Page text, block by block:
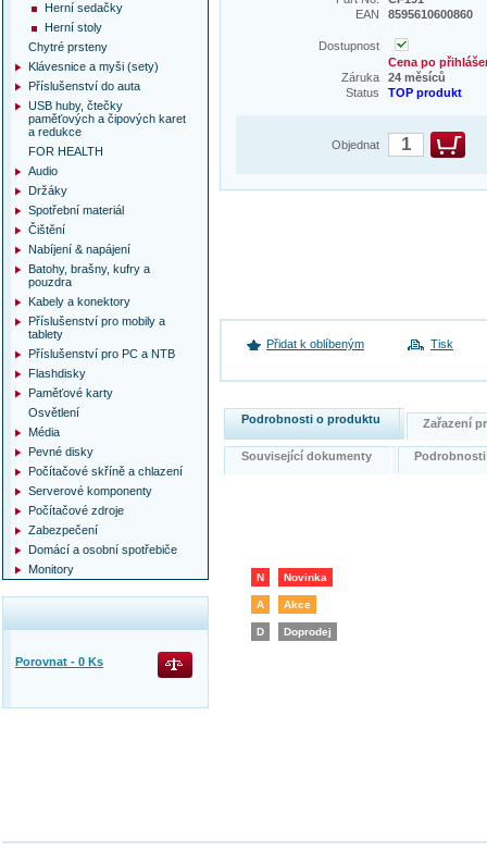
EAN
8595610600860
Dostupnost
Cena po
Záruka
24 měsíců
Status
TOP produkt
Objednat
Přidat k oblíbeným Tisk
Podrobnosti o produktu Zařazení
Související dokumenty
N Novinka
A Akce
D Doprodej
Herní sedačky
Herní stoly
Chytré prsteny
Klávesnice a myši (sety)
Příslušenství do auta
USB huby, čtečky
paměťových a čipových karet
a redukce
FOR HEALTH
Audio
Držáky
Spotřební materiál
Čištění
Nabíjení & napájení
Batohy, brašny, kufry a
pouzdra
Kabely a konektory
Příslušenství pro mobily a
tablety
Příslušenství pro PC a NTB
Flashdisky
Paměťové karty
Osvětlení
Média
Pevné disky
Počítačové skříně a chlazení
Serverové komponenty
Počítačové zdroje
Zabezpečení
Domácí a osobní spotřebiče
Monitory
Porovnat - 0 Ks